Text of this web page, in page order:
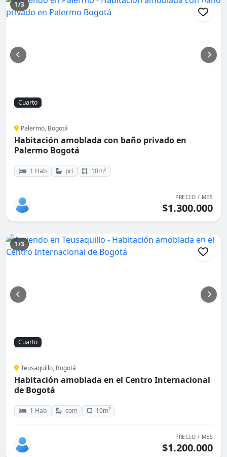
1/3
Cuarto
Palermo, Bogotá
Habitación amoblada con baño privado en
Palermo Bogotá
1 Hab pri 10m²
PRECIO / MES
$1.300.000
1/3
Cuarto
Teusaquillo, Bogotá
Habitación amoblada en el Centro Internacional
de Bogotá
1 Hab com 10m²
PRECIO / MES
$1.200.000